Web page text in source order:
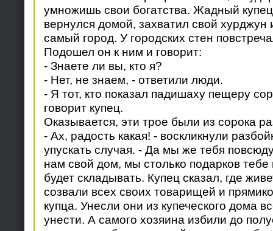
умножишь свои богатства. Жадный
вернулся домой, захватил свой хурджун
самый город. У городских стен
Подошел он к ним и говорит:
- Знаете ли вы, кто я?
- Нет, не знаем, - ответили люди.
- Я тот, кто показал падишаху пещеру
говорит купец.
Оказывается, эти трое были из сорока
- Ах, радость какая! - воскликнули
упускать случая. - Да мы же тебя
нам свой дом, мы столько подарков тебе
будет складывать. Купец сказал, где
созвали всех своих товарищей и
купца. Унесли они из купеческого дома
унести. А самого хозяина избили до